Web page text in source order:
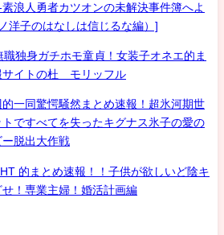
浪人勇者カツオンの未解決事件簿へよ
洋子のはなしは信じるな編）]
身ガチホモ童貞！女装子オネエ的ま
サイトの杜 モリッフル
一同驚愕騒然まとめ速報！超氷河期世
ですべてを失ったキグナス氷子の愛の
脱出大作戦
的まとめ速報！！子供が欲しいど陰キ
！専業主婦！婚活計画編